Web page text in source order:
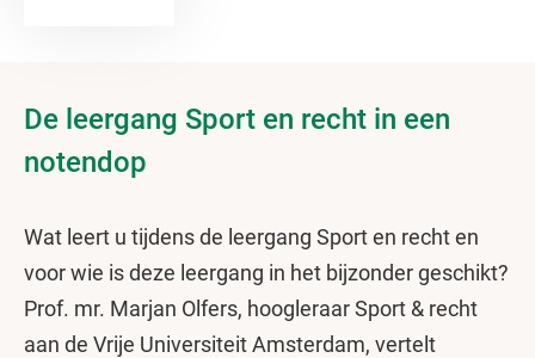
De leergang Sport en recht in een
notendop
Wat leert u tijdens de leergang Sport en recht en
voor wie is deze leergang in het bijzonder geschikt?
Prof. mr. Marjan Olfers, hoogleraar Sport & recht
aan de Vrije Universiteit Amsterdam, vertelt